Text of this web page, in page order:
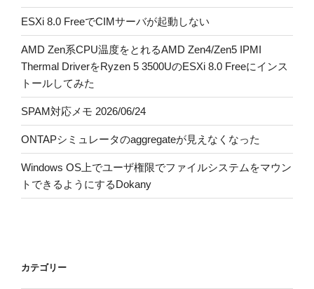
ESXi 8.0 FreeでCIMサーバが起動しない
AMD Zen系CPU温度をとれるAMD Zen4/Zen5 IPMI
Thermal DriverをRyzen 5 3500UのESXi 8.0 Freeにインス
トールしてみた
SPAM対応メモ 2026/06/24
ONTAPシミュレータのaggregateが見えなくなった
Windows OS上でユーザ権限でファイルシステムをマウン
トできるようにするDokany
カテゴリー